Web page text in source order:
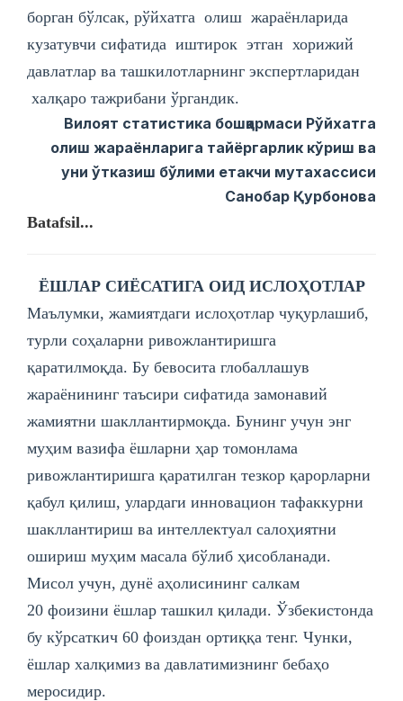
борган бўлсак, рўйхатга олиш жараёнларида
кузатувчи сифатида иштирок этган хорижий
давлатлар ва ташкилотларнинг экспертларидан
халқаро тажрибани ўргандик.
Вилоят статистика бошқармаси Рўйхатга
олиш жараёнларига тайёргарлик кўриш ва
уни ўтказиш бўлими етакчи мутахассиси
Санобар Қурбонова
Batafsil...
ЁШЛАР СИЁСАТИГА ОИД ИСЛОҲОТЛАР
Маълумки, жамиятдаги ислоҳотлар чуқурлашиб,
турли соҳаларни ривожлантиришга
қаратилмоқда. Бу бевосита глобаллашув
жараёнининг таъсири сифатида замонавий
жамиятни шакллантирмоқда. Бунинг учун энг
муҳим вазифа ёшларни ҳар томонлама
ривожлантиришга қаратилган тезкор қарорларни
қабул қилиш, улардаги инновацион тафаккурни
шакллантириш ва интеллектуал салоҳиятни
ошириш муҳим масала бўлиб ҳисобланади.
Мисол учун, дунё аҳолисининг салкам
20 фоизини ёшлар ташкил қилади. Ўзбекистонда
бу кўрсаткич 60 фоиздан ортиққа тенг. Чунки,
ёшлар халқимиз ва давлатимизнинг бебаҳо
меросидир.